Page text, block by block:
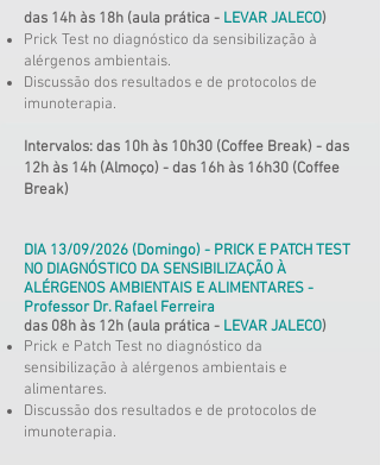
das 14h às 18h (aula prática - LEVAR JALECO)
Prick Test no diagnóstico da sensibilização à
alérgenos ambientais.
Discussão dos resultados e de protocolos de
imunoterapia.
Intervalos: das 10h às 10h30 (Coffee Break) - das
12h às 14h (Almoço) - das 16h às 16h30 (Coffee
Break)
DIA 13/09/2026 (Domingo) - PRICK E PATCH TEST
NO DIAGNÓSTICO DA SENSIBILIZAÇÃO À
ALÉRGENOS AMBIENTAIS E ALIMENTARES -
Professor Dr. Rafael Ferreira
das 08h às 12h (aula prática - LEVAR JALECO)
Prick e Patch Test no diagnóstico da
sensibilização à alérgenos ambientais e
alimentares.
Discussão dos resultados e de protocolos de
imunoterapia.